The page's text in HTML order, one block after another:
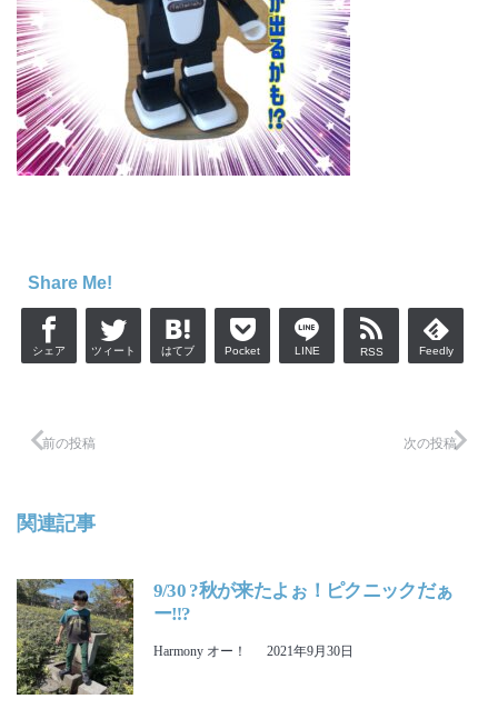
Share Me!
シェア ツィート はてブ Pocket LINE RSS Feedly
前の投稿 次の投稿
関連記事
9/30 ?秋が来たよぉ！ピクニックだぁ
ー‼?
Harmony オー！ 2021年9月30日